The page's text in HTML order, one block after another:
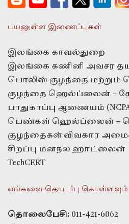
பயனுள்ள இணைப்புகள்
இலங்கை காவல்துறை
இலங்கை கணினி அவசர
பொலிஸ் குழந்தை
குழந்தை ஹெல்ப்லைன் –
பாதுகாப்பு ஆணையம்
பெண்கள் ஹெல்ப்லைன் –
குழந்தைகள் விவகார
சிறப்பு மனநல ஹாட்லைன்
TechCERT
எங்களை தொடர்பு கொள்ளவும்
தொலைபேசி: 011-421-6062